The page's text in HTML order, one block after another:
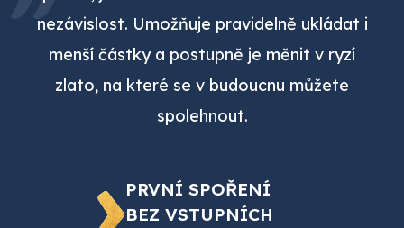
nezávislost. Umožňuje pravidelně ukládat i
menší částky a postupně je měnit v ryzí
zlato, na které se v budoucnu můžete
spolehnout.
PRVNÍ SPOŘENÍ
BEZ VSTUPNÍCH